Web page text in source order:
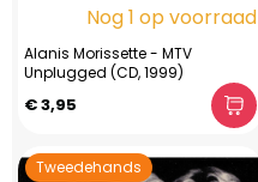
Nog 1 op voorraad
Alanis Morissette - MTV
Unplugged (CD, 1999)
€ 3,95
Tweedehands